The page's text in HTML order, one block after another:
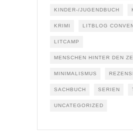
KINDER-/JUGENDBUCH
KRIMI LITBLOG
LITCAMP
MENSCHEN HINTER DEN
MINIMALISMUS
SACHBUCH SERIEN
UNCATEGORIZED